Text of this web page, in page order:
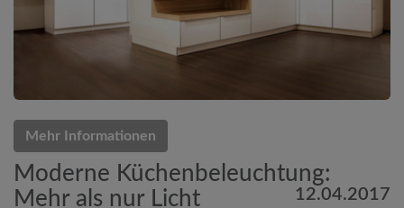
Mehr Informationen
Moderne Küchenbeleuchtung:
Mehr als nur Licht
12.04.2017